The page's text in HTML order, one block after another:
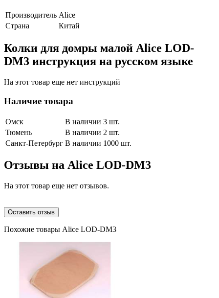
Производитель Alice
Страна
Китай
Колки для домры малой Alice LOD-
DM3 инструкция на русском языке
На этот товар еще нет инструкций
Наличие товара
Омск
В наличии 3 шт.
Тюмень
В наличии 2 шт.
Санкт-Петербург В наличии 1000 шт.
Отзывы на Alice LOD-DM3
На этот товар еще нет отзывов.
Оставить отзыв
Похожие товары Alice LOD-DM3